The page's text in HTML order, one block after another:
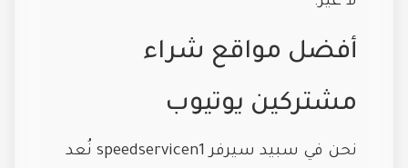
أفضل مواقع شراء
مشتركين يوتيوب
نحن في سبيد سيرفر speedservicen1 نُعد